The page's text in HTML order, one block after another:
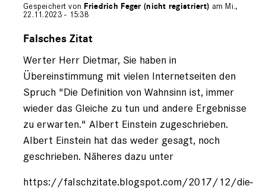
Gespeichert von Friedrich Feger (nicht registriert) am Mi.,
22.11.2023 - 15:38
auf
Dietmar
(nicht
Falsches Zitat
Werter Herr Dietmar, Sie haben in
Übereinstimmung mit vielen Internetseiten den
Spruch "Die Definition von Wahnsinn ist, immer
wieder das Gleiche zu tun und andere Ergebnisse
zu erwarten." Albert Einstein zugeschrieben.
Albert Einstein hat das weder gesagt, noch
geschrieben. Näheres dazu unter
https://falschzitate.blogspot.com/2017/12/die-